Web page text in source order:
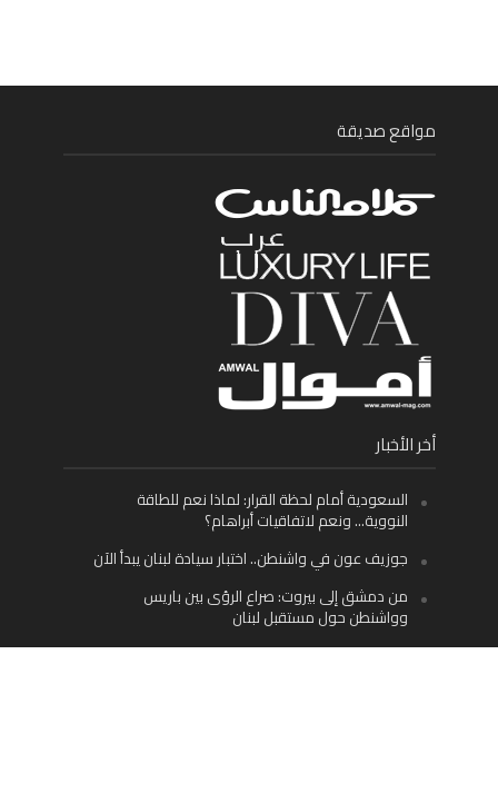
مواقع صديقة
أخر الأخبار
السعودية أمام لحظة القرار: لماذا نعم للطاقة
النووية… ونعم لاتفاقيات أبراهام؟
جوزيف عون في واشنطن.. اختبار سيادة لبنان يبدأ الآن
من دمشق إلى بيروت: صراع الرؤى بين باريس
وواشنطن حول مستقبل لبنان
اليسار اللبناني «اليقظ» وسيادة الدولة: لماذا يُعدّ نزع